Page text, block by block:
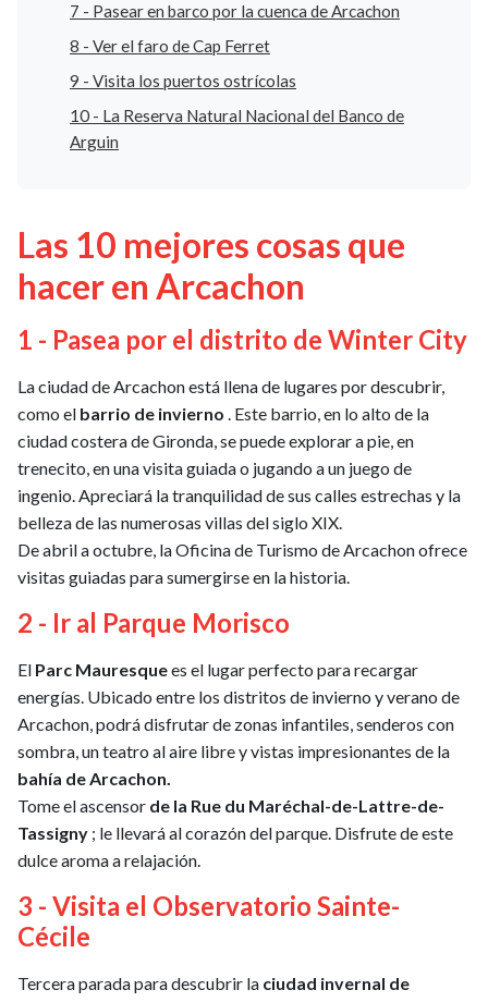
7 - Pasear en barco por la cuenca de Arcachon
8 - Ver el faro de Cap Ferret
9 - Visita los puertos ostrícolas
10 - La Reserva Natural Nacional del Banco de
Arguin
Las 10 mejores cosas que
hacer en Arcachon
1 - Pasea por el distrito de Winter City
La ciudad de Arcachon está llena de lugares por descubrir,
como el barrio de invierno . Este barrio, en lo alto de la
ciudad costera de Gironda, se puede explorar a pie, en
trenecito, en una visita guiada o jugando a un juego de
ingenio. Apreciará la tranquilidad de sus calles estrechas y la
belleza de las numerosas villas del siglo XIX.
De abril a octubre, la Oficina de Turismo de Arcachon ofrece
visitas guiadas para sumergirse en la historia.
2 - Ir al Parque Morisco
El Parc Mauresquees el lugar perfecto para recargar
energías. Ubicado entre los distritos de invierno y verano de
Arcachon, podrá disfrutar de zonas infantiles, senderos con
sombra, un teatro al aire libre y vistas impresionantes de la
bahía de Arcachon.
Tome el ascensor de la Rue du Maréchal-de-Lattre-de-
Tassigny ; le llevará al corazón del parque. Disfrute de este
dulce aroma a relajación.
3 - Visita el Observatorio Sainte-
Cécile
Tercera parada para descubrir la ciudad invernal de